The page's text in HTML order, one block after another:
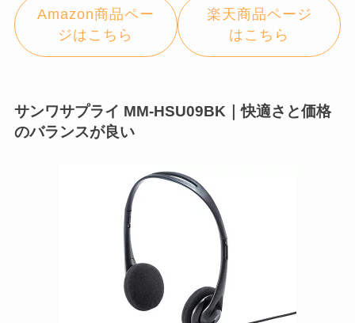
Amazon商品ペー
ジはこちら
楽天商品ページ
はこちら
サンワサプライ MM-HSU09BK｜快適さと価格
のバランスが良い